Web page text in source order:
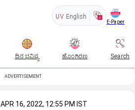
UV English
E-Paper
ದಿನ ಭವಿಷ್ಯ ಹೊಂಗಿರಣ Search
ADVERTISEMENT
APR 16, 2022, 12:55 PM IST